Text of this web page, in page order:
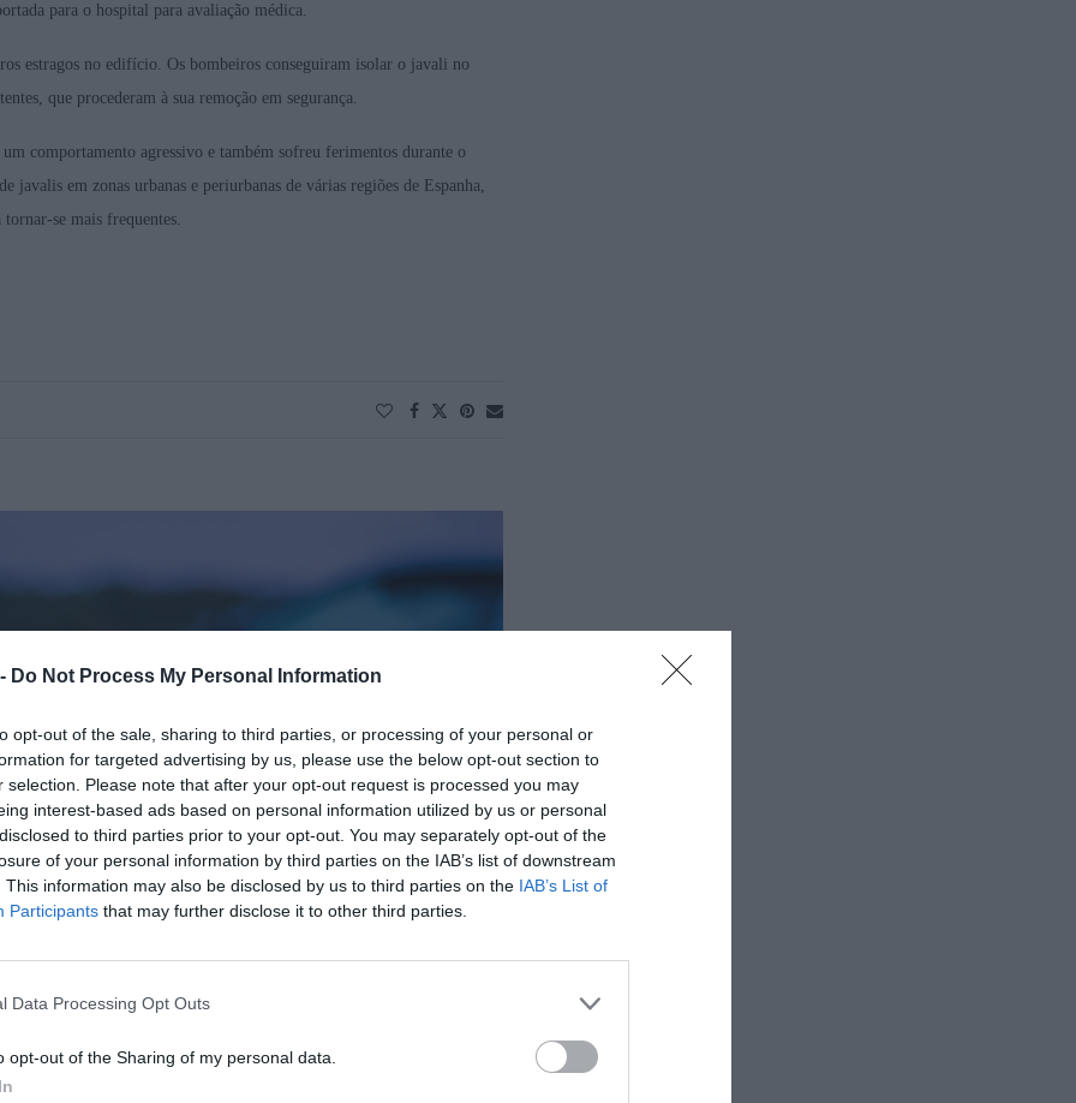
Do Not Process My Personal Information
opt-out of the sale, sharing to third parties, or processing of your personal or
for targeted advertising by us, please use the below opt-out section to
selection. Please note that after your opt-out request is processed you may
interest-based ads based on personal information utilized by us or personal
to third parties prior to your opt-out. You may separately opt-out of the
of your personal information by third parties on the IAB’s list of downstream
This information may also be disclosed by us to third parties on the IAB’s List of
Participants that may further disclose it to other third parties.
Data Processing Opt Outs
opt-out of the Sharing of my personal data.
para o hospital para avaliação médica.
estragos no edifício. Os bombeiros conseguiram isolar o javali no
que procederam à sua remoção em segurança.
comportamento agressivo e também sofreu ferimentos durante o
em zonas urbanas e periurbanas de várias regiões de Espanha,
se mais frequentes.